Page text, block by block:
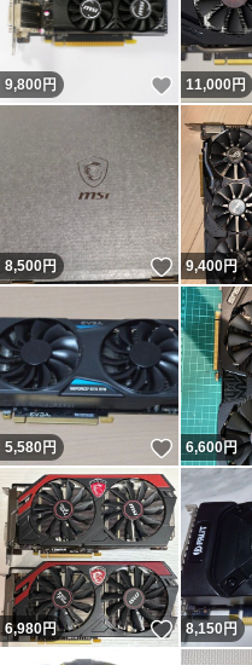
9,800 円 いいね！
11,000円
8,500円 いいね！
9,400円
5,580円 いいね！
6,600円
6,980円 いいね！
8,150円